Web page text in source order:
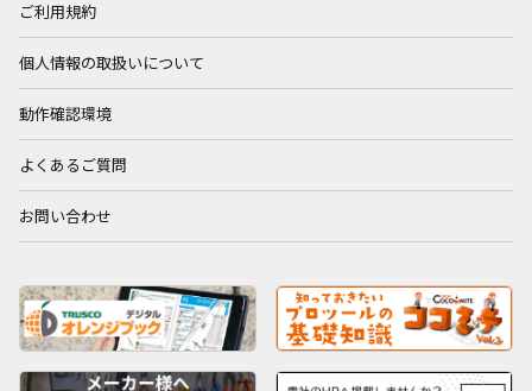
ご利用規約
個人情報の取扱いについて
動作確認環境
よくあるご質問
お問い合わせ